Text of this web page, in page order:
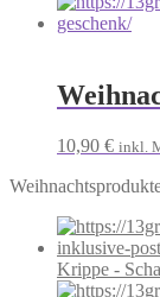
10,90 € inkl.
Krippe -